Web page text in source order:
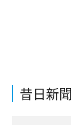
昔日新聞